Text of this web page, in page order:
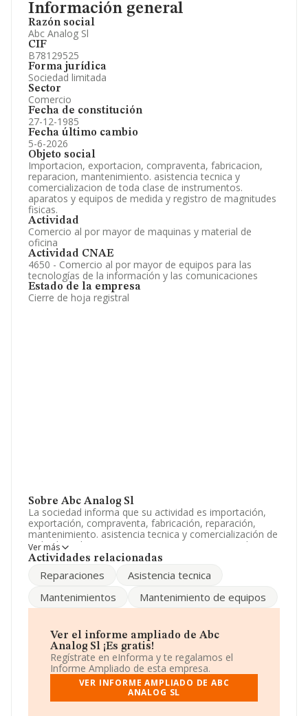
Información general
Razón social
Abc Analog Sl
CIF
B78129525
Forma jurídica
Sociedad limitada
Sector
Comercio
Fecha de constitución
27-12-1985
Fecha último cambio
5-6-2026
Objeto social
Importacion, exportacion, compraventa, fabricacion,
reparacion, mantenimiento. asistencia tecnica y
comercializacion de toda clase de instrumentos.
aparatos y equipos de medida y registro de magnitudes
fisicas.
Actividad
Comercio al por mayor de maquinas y material de
oficina
Actividad CNAE
4650 - Comercio al por mayor de equipos para las
tecnologías de la información y las comunicaciones
Estado de la empresa
Cierre de hoja registral
Sobre Abc Analog Sl
La sociedad informa que su actividad es importación,
exportación, compraventa, fabricación, reparación,
mantenimiento. asistencia tecnica y comercialización de
toda clase de instrumentos. aparatos y equipos de
medida y registro de magnitudes fisicas. La empresa
CNAE es '%cnae%' con código 4650. No realiza
En el último año el número de empleados ha
disponible en INFORMA, ha dispuesto de un número de
empleados por encima de la media de sector.
Puedes consultar su página web aquí:www.abcnet.es
La compañíaAbc Analog S.L, con número de
identificación fiscal B78129525, está situada en Avenida
Ver más
Actividades relacionadas
Reparaciones
Asistencia tecnica
Mantenimientos
Mantenimiento de equipos
Ver el informe ampliado de Abc
Analog Sl ¡Es gratis!
Regístrate en eInforma y te regalamos el
Informe Ampliado de esta empresa.
VER INFORME AMPLIADO DE ABC
ANALOG SL